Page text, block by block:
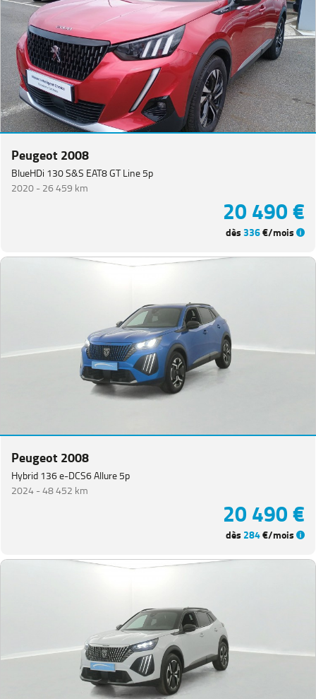
Peugeot 2008
BlueHDi 130 S&S EAT8 GT Line 5p
2020 -26 459 km
20 490 €
dès336€/mois
Peugeot 2008
Hybrid 136 e-DCS6 Allure 5p
2024 -48 452 km
20 490 €
dès 284€/mois